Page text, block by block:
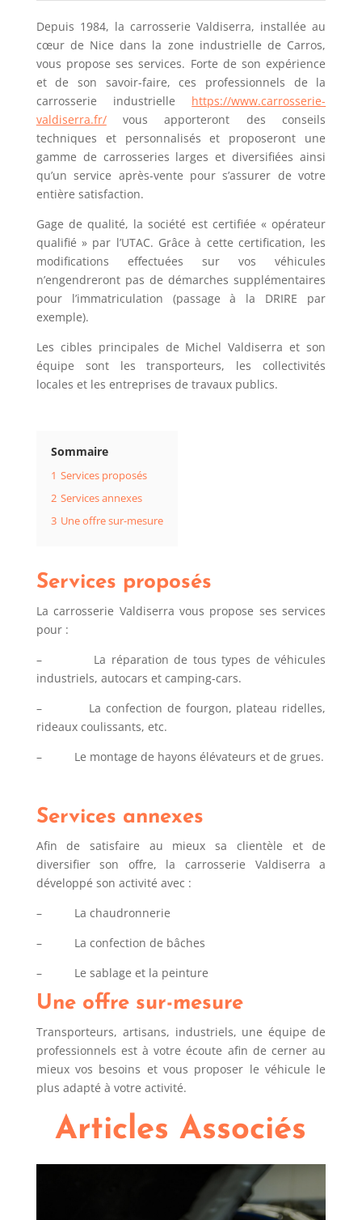
Depuis 1984, la carrosserie Valdiserra, installée au
cœur de Nice dans la zone industrielle de Carros,
vous propose ses services. Forte de son expérience
et de son savoir-faire, ces professionnels de la
carrosserie industrielle https://www.carrosserie-
valdiserra.fr/vous apporteront des conseils
techniques et personnalisés et proposeront une
gamme de carrosseries larges et diversifiées ainsi
qu’un service après-vente pour s’assurer de votre
entière satisfaction.
Gage de qualité, la société est certifiée « opérateur
qualifié » par l’UTAC. Grâce à cette certification, les
modifications effectuées sur vos véhicules
n’engendreront pas de démarches supplémentaires
pour l’immatriculation (passage à la DRIRE par
exemple).
Les cibles principales de Michel Valdiserra et son
équipe sont les transporteurs, les collectivités
locales et les entreprises de travaux publics.
Sommaire
1 Services proposés
2 Services annexes
3 Une offre sur-mesure
Services proposés
La carrosserie Valdiserra vous propose ses services
pour :
– La réparation de tous types de véhicules
industriels, autocars et camping-cars.
– La confection de fourgon, plateau ridelles,
rideaux coulissants, etc.
– Le montage de hayons élévateurs et de grues.
Services annexes
Afin de satisfaire au mieux sa clientèle et de
diversifier son offre, la carrosserie Valdiserra a
développé son activité avec :
– La chaudronnerie
– La confection de bâches
– Le sablage et la peinture
Une offre sur-mesure
Transporteurs, artisans, industriels, une équipe de
professionnels est à votre écoute afin de cerner au
mieux vos besoins et vous proposer le véhicule le
plus adapté à votre activité.
Articles Associés